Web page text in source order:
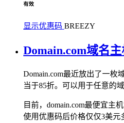
有效
显示优惠码 BREEZY
Domain.com域名
Domain.com最近放出了一枚
当于85折。可以用于任意的
目前，domain.com最便宜主
使用优惠码后价格仅仅3美元